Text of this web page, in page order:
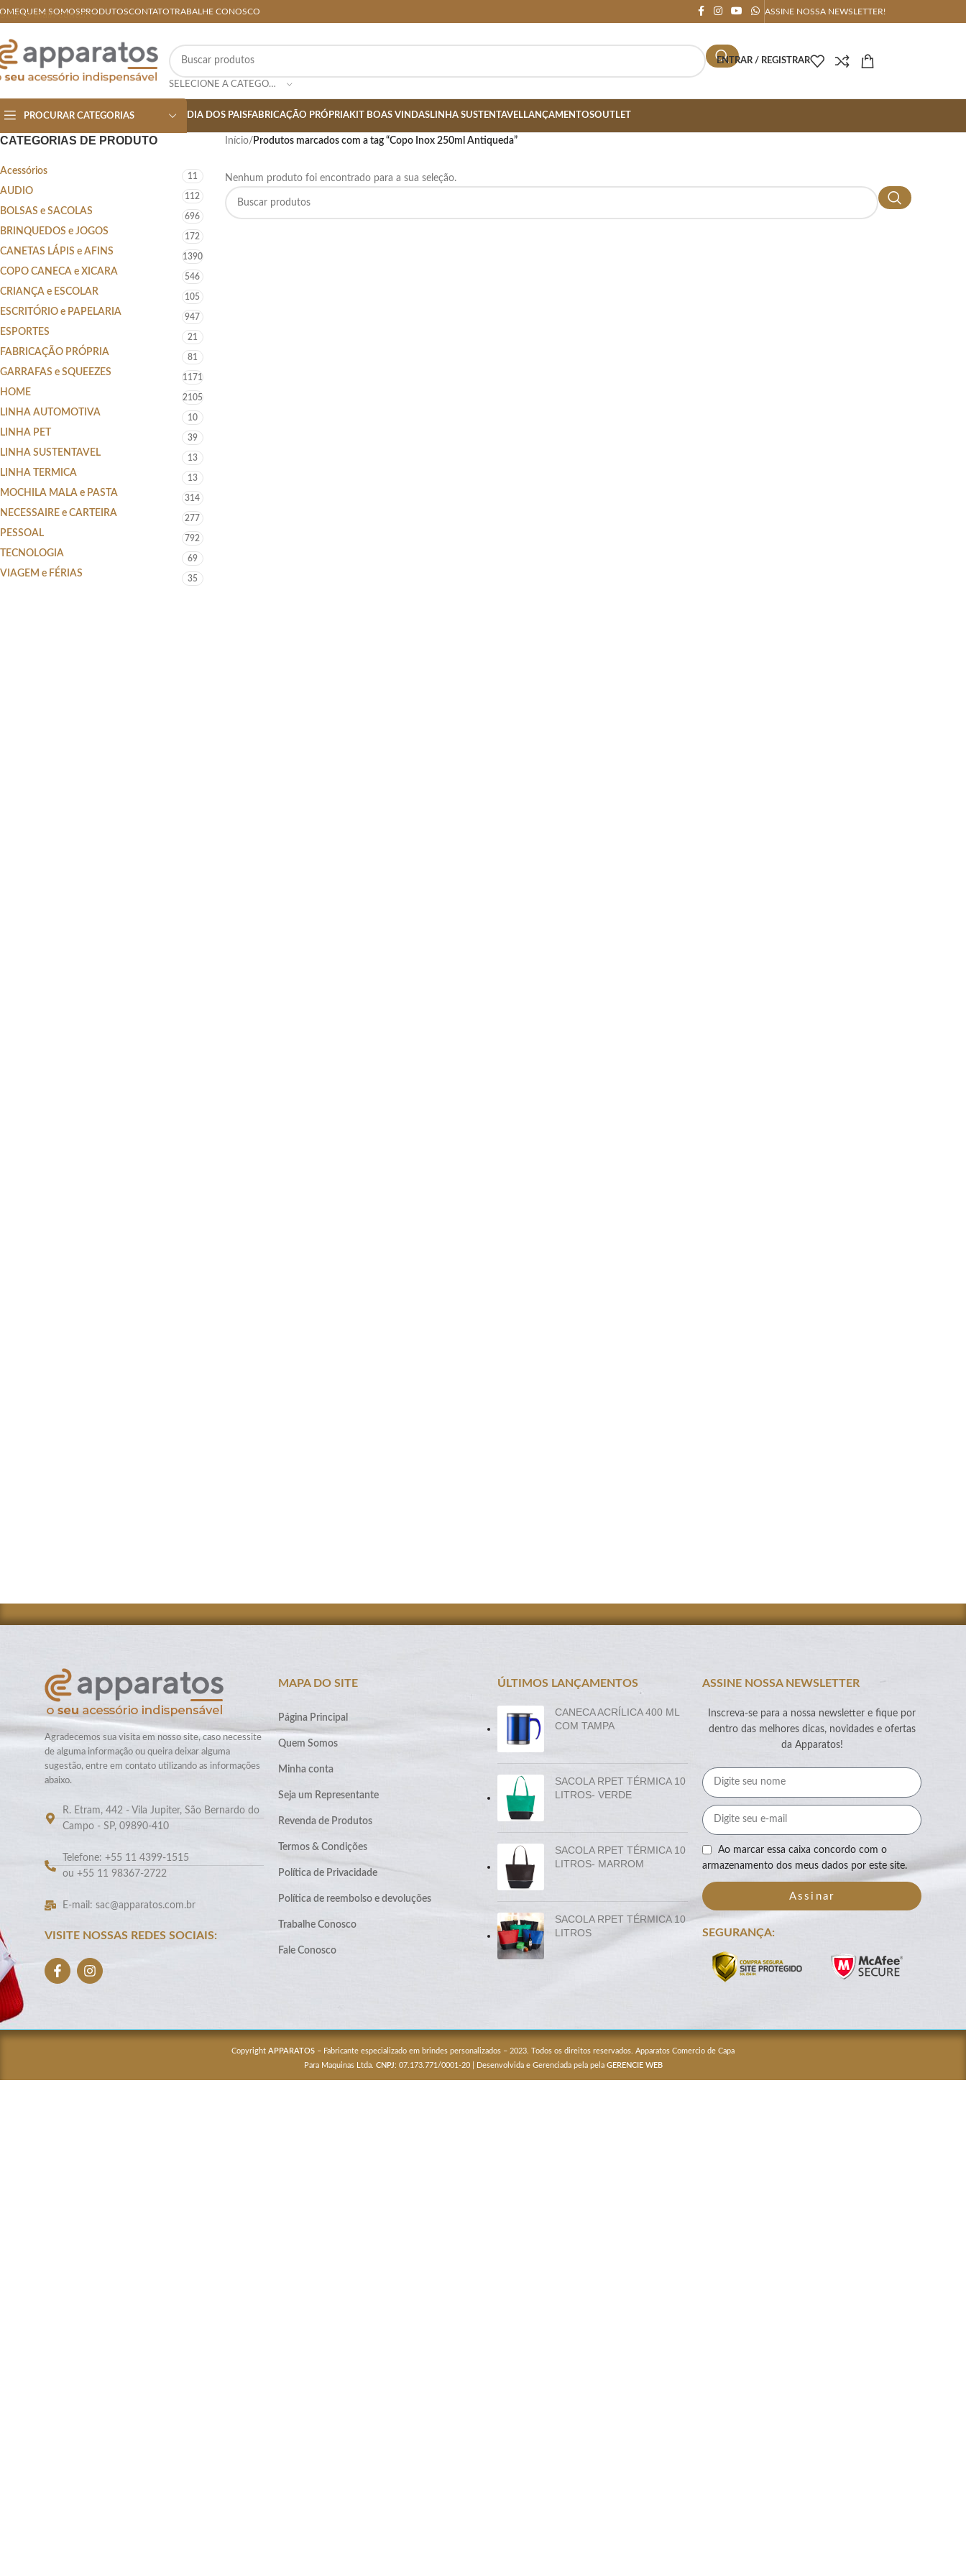
Skip to main content
QUEM SOMOSPRODUTOSCONTATOTRABALHE CONOSCO ASSINE NOSSA NEWSLETTER!
SELECIONE A CATEGORIA
ENTRAR / REGISTRAR
PROCURAR CATEGORIAS DIA DOS PAISFABRICAÇÃO PRÓPRIAKIT BOAS VINDASLINHA SUSTENTAVELLANÇAMENTOSOUTLET
CATEGORIAS DE PRODUTO
Acessórios 11
AUDIO 112
BOLSAS e SACOLAS 696
BRINQUEDOS e JOGOS 172
CANETAS LÁPIS e AFINS 1390
COPO CANECA e XICARA 546
CRIANÇA e ESCOLAR 105
ESCRITÓRIO e PAPELARIA 947
ESPORTES 21
FABRICAÇÃO PRÓPRIA 81
GARRAFAS e SQUEEZES 1171
HOME 2105
LINHA AUTOMOTIVA 10
LINHA PET 39
LINHA SUSTENTAVEL 13
LINHA TERMICA 13
MOCHILA MALA e PASTA 314
NECESSAIRE e CARTEIRA 277
PESSOAL 792
TECNOLOGIA 69
VIAGEM e FÉRIAS 35
Início/ Produtos marcados com a tag “Copo Inox 250ml Antiqueda”
Nenhum produto foi encontrado para a sua seleção.
Agradecemos sua visita em nosso site, caso necessite
de alguma informação ou queira deixar alguma
sugestão, entre em contato utilizando as informações
abaixo.
R. Etram, 442 - Vila Jupiter, São Bernardo do
Campo - SP, 09890-410
Telefone: +55 11 4399-1515
ou +55 11 98367-2722
E-mail: sac@apparatos.com.br
VISITE NOSSAS REDES SOCIAIS:
MAPA DO SITE
Página Principal
Quem Somos
Minha conta
Seja um Representante
Revenda de Produtos
Termos & Condições
Política de Privacidade
Política de reembolso e devoluções
Trabalhe Conosco
Fale Conosco
ÚLTIMOS LANÇAMENTOS
CANECA ACRÍLICA 400 ML
COM TAMPA
SACOLA RPET TÉRMICA 10
LITROS- VERDE
SACOLA RPET TÉRMICA 10
LITROS- MARROM
SACOLA RPET TÉRMICA 10
LITROS
ASSINE NOSSA NEWSLETTER
Inscreva-se para a nossa newsletter e fique por
dentro das melhores dicas, novidades e ofertas
da Apparatos!
Ao marcar essa caixa concordo com o
armazenamento dos meus dados por este site.
Assinar
SEGURANÇA:
Copyright APPARATOS – Fabricante especializado em brindes personalizados – 2023. Todos os direitos reservados. Apparatos Comercio de Capa
Para Maquinas Ltda. CNPJ: 07.173.771/0001-20 | Desenvolvida e Gerenciada pela pela GERENCIE WEB